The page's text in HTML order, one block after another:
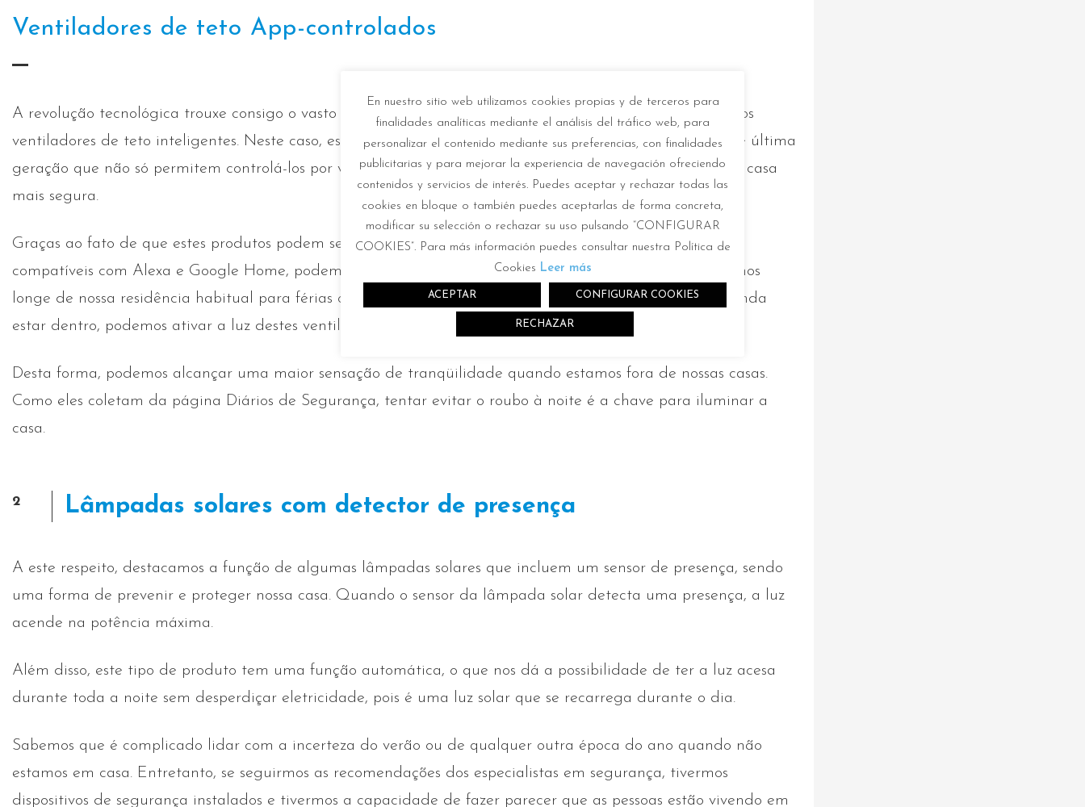
Ventiladores de teto App-controlados
A revolução tecnológica trouxe consigo o vasto mundo da automação doméstica e com ela a chegada dos
ventiladores de teto inteligentes. Neste caso, estamos falando de MAUI e ELLIS IOT, dois ventiladores de última
geração que não só permitem controlá-los por voz ou através de um aplicativo, mas também manter sua casa
mais segura.
Graças ao fato de que estes produtos podem ser ligados a um aplicativo em nosso smartphone, sendo
compatíveis com Alexa e Google Home, podemos administrá-los remotamente. Isto significa que se estamos
longe de nossa residência habitual para férias ou segundas residências e queremos dar a sensação de ainda
estar dentro, podemos ativar a luz destes ventiladores.
Desta forma, podemos alcançar uma maior sensação de tranqüilidade quando estamos fora de nossas casas.
Como eles coletam da página Diários de Segurança, tentar evitar o roubo à noite é a chave para iluminar a
casa.
2 Lâmpadas solares com detector de presença
A este respeito, destacamos a função de algumas lâmpadas solares que incluem um sensor de presença, sendo
uma forma de prevenir e proteger nossa casa. Quando o sensor da lâmpada solar detecta uma presença, a luz
acende na potência máxima.
Além disso, este tipo de produto tem uma função automática, o que nos dá a possibilidade de ter a luz acesa
durante toda a noite sem desperdiçar eletricidade, pois é uma luz solar que se recarrega durante o dia.
Sabemos que é complicado lidar com a incerteza do verão ou de qualquer outra época do ano quando não
estamos em casa. Entretanto, se seguirmos as recomendações dos especialistas em segurança, tivermos
dispositivos de segurança instalados e tivermos a capacidade de fazer parecer que as pessoas estão vivendo em
En nuestro sitio web utilizamos cookies propias y de terceros para
finalidades analíticas mediante el análisis del tráfico web, para
personalizar el contenido mediante sus preferencias, con finalidades
publicitarias y para mejorar la experiencia de navegación ofreciendo
contenidos y servicios de interés. Puedes aceptar y rechazar todas las
cookies en bloque o también puedes aceptarlas de forma concreta,
modificar su selección o rechazar su uso pulsando “CONFIGURAR
COOKIES”. Para más información puedes consultar nuestra Política de
Cookies Leer más
ACEPTAR CONFIGURAR COOKIES
RECHAZAR